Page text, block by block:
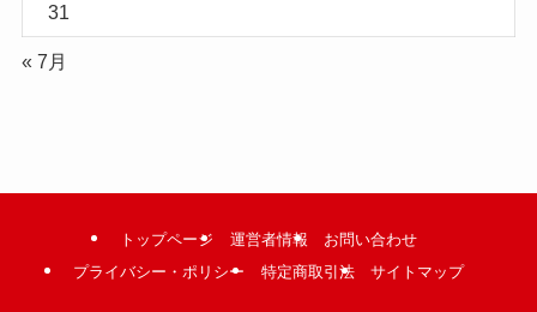
31
« 7月
トップページ 運営者情報
お問い合わせ
プライバシー・ポリシー
特定商取引法 サイトマップ